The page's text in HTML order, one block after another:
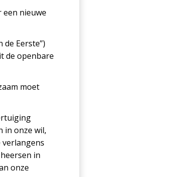
een nieuwe
de Eerste”)
de openbare
moet
in onze wil,
in
onze